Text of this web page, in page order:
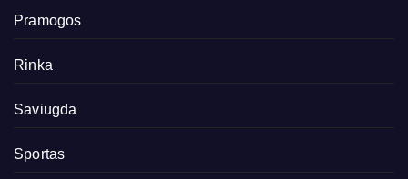
Pramogos
Rinka
Saviugda
Sportas